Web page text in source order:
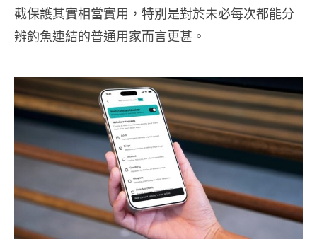
截保護其實相當實用，特別是對於未必每次都能分
辨釣魚連結的普通用家而言更甚。